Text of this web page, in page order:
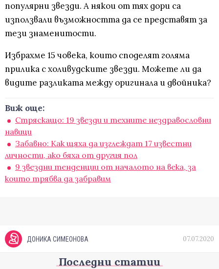
популярни звезди. А някои от тях дори са
използвали възможността да се представят за
тези знаменитости.
Избрахме 15 човека, които споделят голяма
прилика с холивудските звезди. Можете ли да
видите разликата между оригинала и двойника?
Виж още:
Стряскащо: 19 звезди и техните нездравословни
навици
Забавно: Как щяха да изглеждат 17 известни
личности, ако бяха от другия пол
9 звездни тенденции от началото на века, за
които трябва да забравим
ДОНИКА СИМЕОНОВА 07.07.2020
Последни статии